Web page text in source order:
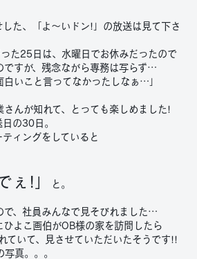
した、「よ～いドン!」の放送は見て下さ
た25日は、水曜日でお休みだったので
ですが、残念ながら専務は写らず…
白いこと言ってなかったしなぁ…」
さんが知れて、とっても楽しめました!
の30日。
ィングをしていると
ぇ!」
と。
で、社員みんなで見そびれました…
よこ画伯がOB様の家を訪問したら
ていて、見させていただいたそうです!!
真。。。